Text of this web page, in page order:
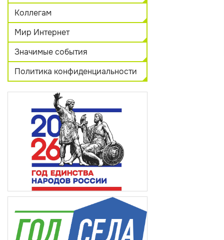
Коллегам
Мир Интернет
Значимые события
Политика конфиденциальности